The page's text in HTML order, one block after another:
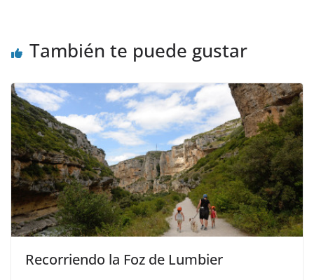
También te puede gustar
Recorriendo la Foz de Lumbier